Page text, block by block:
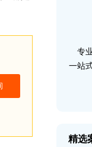
专
一站
精选